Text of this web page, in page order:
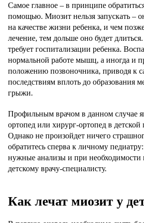
Самое главное – в принципе
помощью. Миозит нельзя запускать –
на качестве жизни ребенка, и чем
лечение, тем дольше оно будет
требует госпитализации ребенка.
нормальной работе мышц, а иногда и
положению позвоночника, приводя к
последствиям вплоть до образования
грыжи.
Профильным врачом в данном случае
ортопед или хирург-ортопед в
Однако не произойдет ничего
обратитесь сперва к личному
нужные анализы и при необходимости
детскому врачу-специалисту.
Как лечат миозит у